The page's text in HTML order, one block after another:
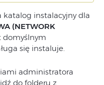
katalog instalacyjny dla
(NETWORK
domyślnym
się instaluje.
administratora
do folderu z